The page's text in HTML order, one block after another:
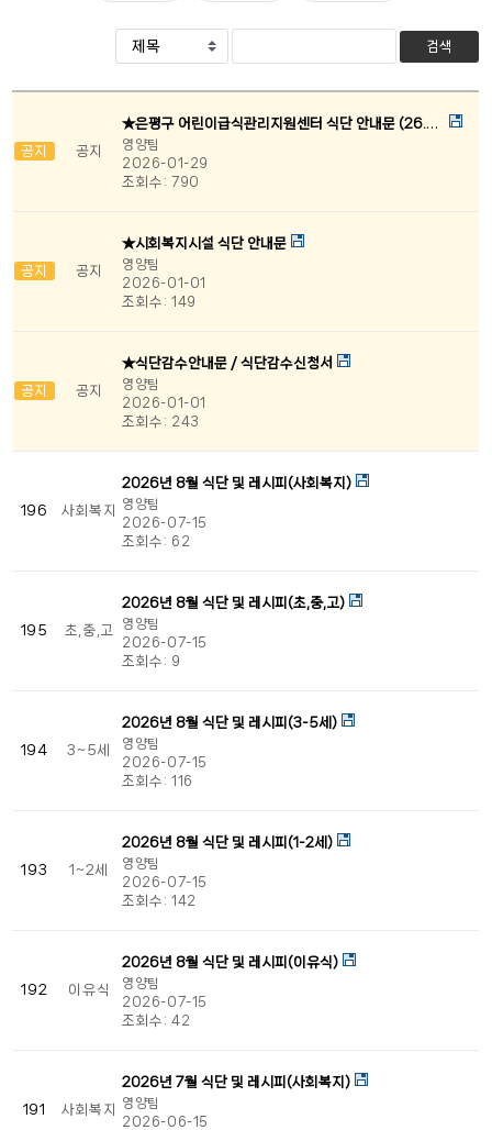
검색
공지 공지
★은평구 어린이급식관리지원센터 식단 안내문 (26.2.개정)
영양팀
2026-01-29
조회수:790
공지 공지
★시회복지시설 식단 안내문
영양팀
2026-01-01
조회수:149
공지 공지
★식단감수안내문 / 식단감수신청서
영양팀
2026-01-01
조회수: 243
196 사회복지
2026년 8월 식단 및 레시피(사회복지)
영양팀
2026-07-15
조회수: 62
195 초,중,고
2026년 8월 식단 및 레시피(초,중,고)
영양팀
2026-07-15
조회수: 9
194 3~5세
2026년 8월 식단 및 레시피(3-5세)
영양팀
2026-07-15
조회수:116
193 1~2세
2026년 8월 식단 및 레시피(1-2세)
영양팀
2026-07-15
조회수:142
192 이유식
2026년 8월 식단 및 레시피(이유식)
영양팀
2026-07-15
조회수:42
191 사회복지
2026년 7월 식단 및 레시피(사회복지)
영양팀
2026-06-15